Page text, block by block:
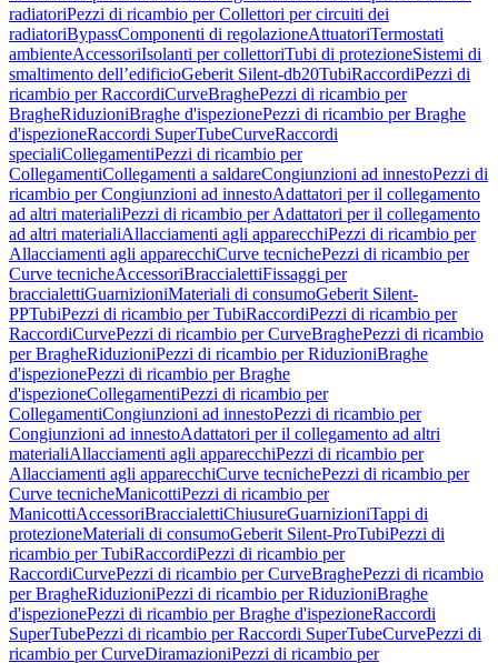
radiatoriPezzi di ricambio per Collettori per circuiti dei
radiatoriBypassComponenti di regolazioneAttuatoriTermostati
ambienteAccessoriIsolanti per collettoriTubi di protezioneSistemi di
smaltimento dell’edificioGeberit Silent-db20TubiRaccordiPezzi di
ricambio per RaccordiCurveBraghePezzi di ricambio per
BragheRiduzioniBraghe d'ispezionePezzi di ricambio per Braghe
d'ispezioneRaccordi SuperTubeCurveRaccordi
specialiCollegamentiPezzi di ricambio per
CollegamentiCollegamenti a saldareCongiunzioni ad innestoPezzi di
ricambio per Congiunzioni ad innestoAdattatori per il collegamento
ad altri materialiPezzi di ricambio per Adattatori per il collegamento
ad altri materialiAllacciamenti agli apparecchiPezzi di ricambio per
Allacciamenti agli apparecchiCurve tecnichePezzi di ricambio per
Curve tecnicheAccessoriBraccialettiFissaggi per
braccialettiGuarnizioniMateriali di consumoGeberit Silent-
PPTubiPezzi di ricambio per TubiRaccordiPezzi di ricambio per
RaccordiCurvePezzi di ricambio per CurveBraghePezzi di ricambio
per BragheRiduzioniPezzi di ricambio per RiduzioniBraghe
d'ispezionePezzi di ricambio per Braghe
d'ispezioneCollegamentiPezzi di ricambio per
CollegamentiCongiunzioni ad innestoPezzi di ricambio per
Congiunzioni ad innestoAdattatori per il collegamento ad altri
materialiAllacciamenti agli apparecchiPezzi di ricambio per
Allacciamenti agli apparecchiCurve tecnichePezzi di ricambio per
Curve tecnicheManicottiPezzi di ricambio per
ManicottiAccessoriBraccialettiChiusureGuarnizioniTappi di
protezioneMateriali di consumoGeberit Silent-ProTubiPezzi di
ricambio per TubiRaccordiPezzi di ricambio per
RaccordiCurvePezzi di ricambio per CurveBraghePezzi di ricambio
per BragheRiduzioniPezzi di ricambio per RiduzioniBraghe
d'ispezionePezzi di ricambio per Braghe d'ispezioneRaccordi
SuperTubePezzi di ricambio per Raccordi SuperTubeCurvePezzi di
ricambio per CurveDiramazioniPezzi di ricambio per